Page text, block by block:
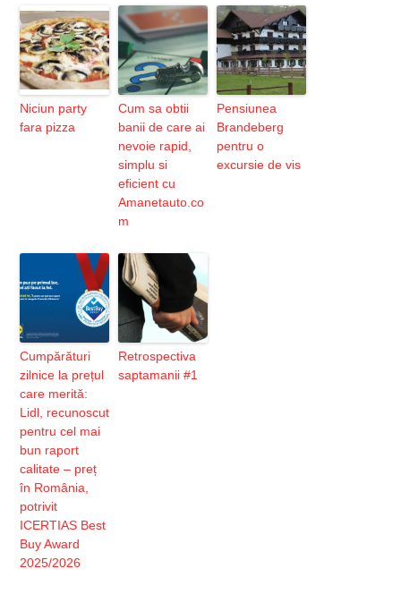
Niciun party
fara pizza
Cum sa obtii
banii de care ai
nevoie rapid,
simplu si
eficient cu
Amanetauto.co
m
Pensiunea
Brandeberg
pentru o
excursie de vis
Cumpărături
zilnice la prețul
care merită:
Lidl, recunoscut
pentru cel mai
bun raport
calitate – preț
în România,
potrivit
ICERTIAS Best
Buy Award
2025/2026
Retrospectiva
saptamanii #1